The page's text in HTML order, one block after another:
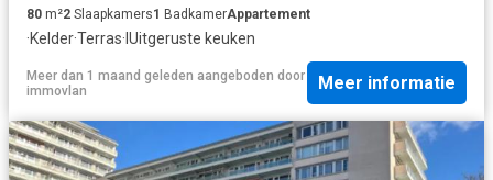
80 m²2 Slaapkamers1 BadkamerAppartement
·Kelder·Terras· IUitgeruste keuken
Meer dan 1 maand geleden aangeboden door
immovlan
Meer informatie